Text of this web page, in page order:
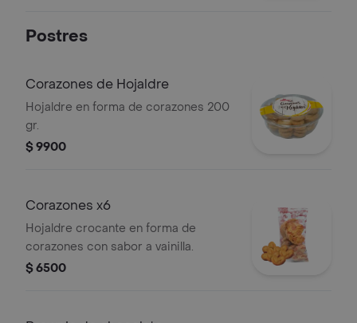
Postres
Corazones de Hojaldre
Hojaldre en forma de corazones 200
gr.
$ 9900
Corazones x6
Hojaldre crocante en forma de
corazones con sabor a vainilla.
$ 6500